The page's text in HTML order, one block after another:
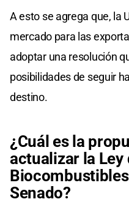
A esto se agrega que, la
mercado para las
adoptar una resolución
posibilidades de seguir
destino.
¿Cuál es la
actualizar la Ley
Senado?